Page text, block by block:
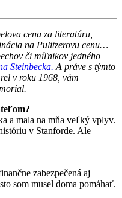
cena za literatúru,
na Pulitzerovu cenu…
či míľnikov jedného
Steinbecka. A práve s týmto
v roku 1968, vám
a mala na mňa veľký vplyv.
v Stanforde. Ale
zabezpečená aj
som musel doma pomáhať.